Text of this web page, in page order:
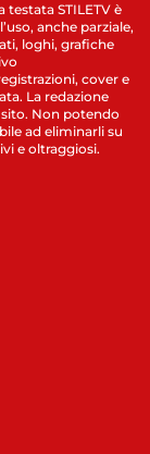
STILETV è
anche parziale,
loghi, grafiche
cover e
La redazione
Non potendo
ad eliminarli su
e oltraggiosi.